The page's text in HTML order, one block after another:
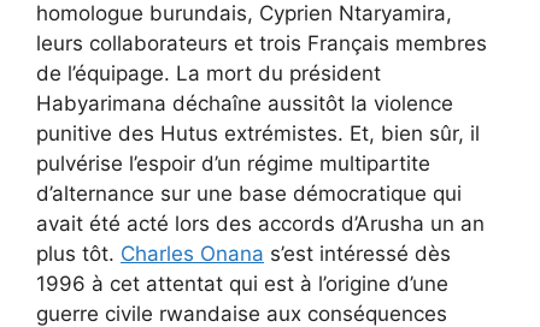
homologue burundais, Cyprien Ntaryamira,
leurs collaborateurs et trois Français membres
de l’équipage. La mort du président
Habyarimana déchaîne aussitôt la violence
punitive des Hutus extrémistes. Et, bien sûr, il
pulvérise l’espoir d’un régime multipartite
d’alternance sur une base démocratique qui
avait été acté lors des accords d’Arusha un an
plus tôt. Charles Onana s’est intéressé dès
1996 à cet attentat qui est à l’origine d’une
guerre civile rwandaise aux conséquences